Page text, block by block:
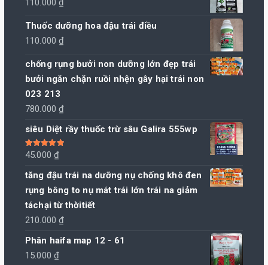
110.000₫
Thuốc dưỡng hoa đậu trái điều
110.000₫
chống rụng bưởi non dưỡng lớn đẹp trái
bưởi ngăn chặn ruồi nhện gây hại trái non
023 213
780.000₫
siêu Diệt rầy thuốc trừ sâu Galira 555wp
Được xếp
hạng 5.005
45.000₫
tăng đậu trái na dưỡng nụ chống khô đen
rụng bông to nụ mát trái lớn trái na giảm
táchại từ thờitiết
210.000₫
Phân haifa map 12 - 61
15.000₫